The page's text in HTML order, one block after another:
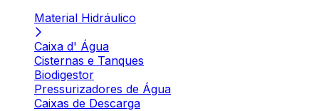
Material Hidráulico
Caixa d' Água
Cisternas e Tanques
Biodigestor
Pressurizadores de Água
Caixas de Descarga